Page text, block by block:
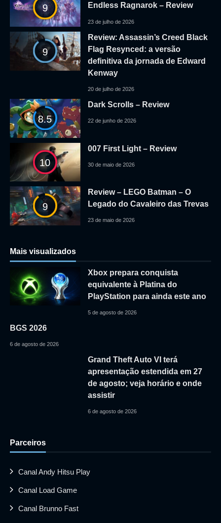
9
Endless Ragnarok – Review
23 de julho de 2026
9
Review: Assassin’s Creed Black
Flag Resynced: a versão
definitiva da jornada de Edward
Kenway
20 de julho de 2026
8.5
Dark Scrolls – Review
22 de junho de 2026
10
007 First Light – Review
30 de maio de 2026
9
Review – LEGO Batman – O
Legado do Cavaleiro das Trevas
23 de maio de 2026
Mais visualizados
Xbox prepara conquista
equivalente à Platina do
PlayStation para ainda este ano
5 de agosto de 2026
BGS 2026
6 de agosto de 2026
Grand Theft Auto VI terá
apresentação estendida em 27
de agosto; veja horário e onde
assistir
6 de agosto de 2026
Parceiros
Canal Andy Hitsu Play
Canal Load Game
Canal Brunno Fast